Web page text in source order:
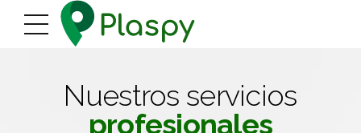
Nuestros servicios
profesionales